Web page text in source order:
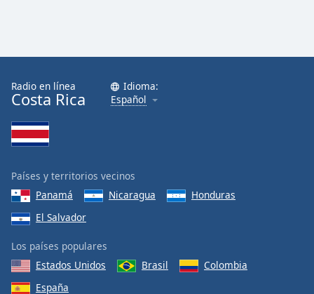
Radio en línea
Costa Rica
Idioma:
Español
Países y territorios vecinos
Panamá
Nicaragua
Honduras
El Salvador
Los países populares
Estados Unidos
Brasil
Colombia
España